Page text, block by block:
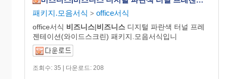
패키지.모음서식 > office서식
office서식 비즈니스|비즈니스 디지털 파란색 터널 프레
젠테이션(와이드스크린) 패키지.모음서식입니
조회수: 35 | 다운로드: 208